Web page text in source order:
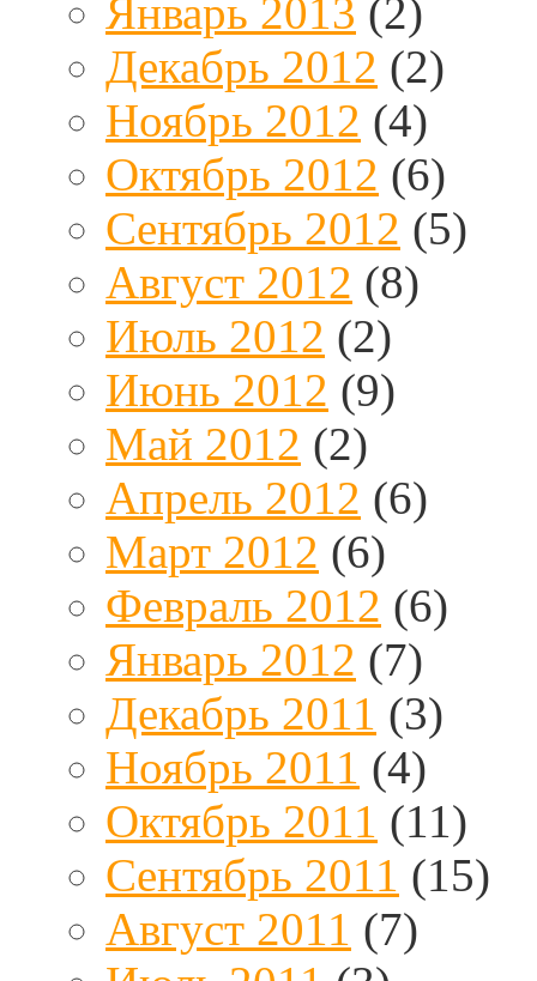
Январь 2013 (2)
Декабрь 2012 (2)
Ноябрь 2012 (4)
Октябрь 2012 (6)
Сентябрь 2012 (5)
Август 2012 (8)
Июль 2012 (2)
Июнь 2012 (9)
Май 2012 (2)
Апрель 2012 (6)
Март 2012 (6)
Февраль 2012 (6)
Январь 2012 (7)
Декабрь 2011 (3)
Ноябрь 2011 (4)
Октябрь 2011 (11)
Сентябрь 2011 (15)
Август 2011 (7)